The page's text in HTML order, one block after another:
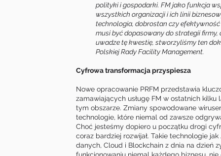
polityki i gospodarki. FM jako funkcja
wszystkich organizacji i ich linii
technologia, dobrostan czy efektywność
musi być dopasowany do strategii firmy,
uwadze tę kwestię, stworzyliśmy ten
Polskiej Rady Facility Management.
Cyfrowa transformacja przyspiesza
Nowe opracowanie PRFM przedstawia
zamawiających usługę FM w ostatnich
tym obszarze. Zmiany spowodowane
technologie, które niemal od zawsze
Choć jesteśmy dopiero u początku drogi
coraz bardziej rozwijał. Takie technologie
danych, Cloud i Blockchain z dnia na dzień